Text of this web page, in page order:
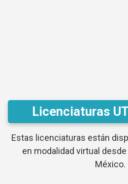
Licenciaturas
Estas licenciaturas están
en modalidad virtual
México.